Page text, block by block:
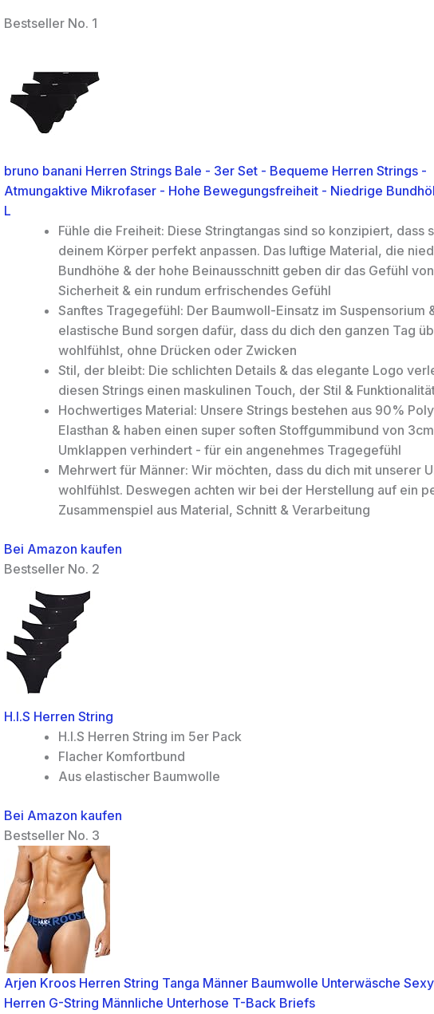
Bestseller No. 1
bruno banani Herren Strings Bale - 3er Set - Bequeme Herren Strings -
Atmungaktive Mikrofaser - Hohe Bewegungsfreiheit - Niedrige
L
Fühle die Freiheit: Diese Stringtangas sind so konzipiert, dass
deinem Körper perfekt anpassen. Das luftige Material, die
Bundhöhe & der hohe Beinausschnitt geben dir das Gefühl
Sicherheit & ein rundum erfrischendes Gefühl
Sanftes Tragegefühl: Der Baumwoll-Einsatz im Suspensorium
elastische Bund sorgen dafür, dass du dich den ganzen Tag
wohlfühlst, ohne Drücken oder Zwicken
Stil, der bleibt: Die schlichten Details & das elegante Logo
diesen Strings einen maskulinen Touch, der Stil &
Hochwertiges Material: Unsere Strings bestehen aus 90%
Elasthan & haben einen super soften Stoffgummibund von
Umklappen verhindert - für ein angenehmes Tragegefühl
Mehrwert für Männer: Wir möchten, dass du dich mit unserer
wohlfühlst. Deswegen achten wir bei der Herstellung auf ein
Zusammenspiel aus Material, Schnitt & Verarbeitung
Bei Amazon kaufen
Bestseller No. 2
H.I.S Herren String
H.I.S Herren String im 5er Pack
Flacher Komfortbund
Aus elastischer Baumwolle
Bei Amazon kaufen
Bestseller No. 3
Arjen Kroos Herren String Tanga Männer Baumwolle Unterwäsche
Herren G-String Männliche Unterhose T-Back Briefs